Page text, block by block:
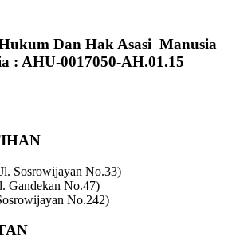
Dan Hak Asasi Manusia
: AHU-0017050-AH.01.15
Sosrowijayan No.33)
Gandekan No.47)
No.242)